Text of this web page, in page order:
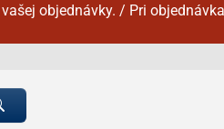
objednávky. / Pri